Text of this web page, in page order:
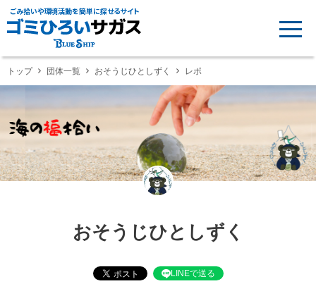
ごみ拾いや環境活動を簡単に探せるサイト
トップ 団体一覧 おそうじひとしずく レポ
おそうじひとしずく
LINEで送る